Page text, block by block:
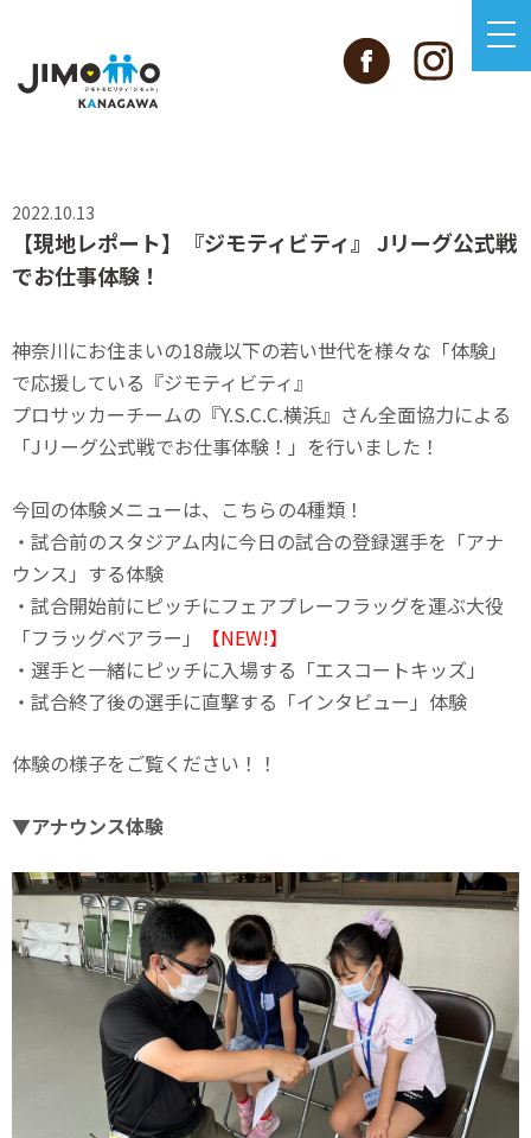
2022.10.13
【現地レポート】『ジモティビティ』 Jリーグ公式戦
でお仕事体験！
神奈川にお住まいの18歳以下の若い世代を様々な「体験」
で応援している『ジモティビティ』
プロサッカーチームの『Y.S.C.C.横浜』さん全面協力による
「Jリーグ公式戦でお仕事体験！」を行いました！
今回の体験メニューは、こちらの4種類！
・試合前のスタジアム内に今日の試合の登録選手を「アナ
ウンス」する体験
・試合開始前にピッチにフェアプレーフラッグを運ぶ大役
「フラッグベアラー」
【NEW!】
・選手と一緒にピッチに入場する「エスコートキッズ」
・試合終了後の選手に直撃する「インタビュー」体験
体験の様子をご覧ください！！
▼アナウンス体験